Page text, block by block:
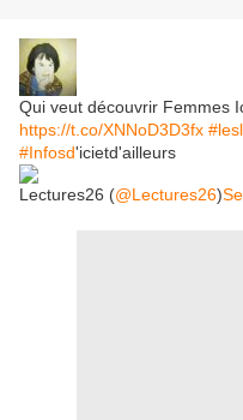
Qui veut découvrir Femmes
https://t.co/XNNoD3D3fx
#Infosd'icietd'ailleurs
Lectures26 (@Lectures26)